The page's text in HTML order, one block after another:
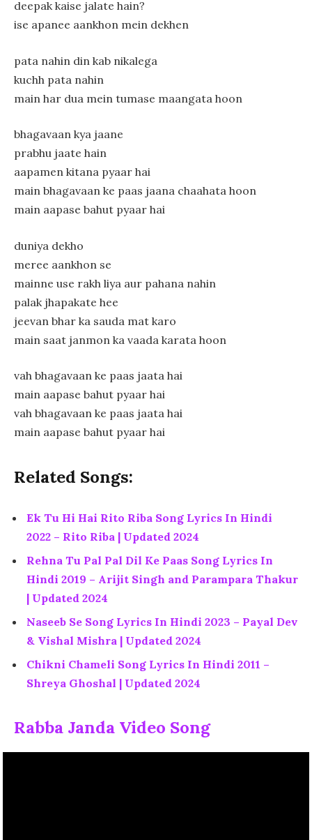
deepak kaise jalate hain?
ise apanee aankhon mein dekhen
pata nahin din kab nikalega
kuchh pata nahin
main har dua mein tumase maangata hoon
bhagavaan kya jaane
prabhu jaate hain
aapamen kitana pyaar hai
main bhagavaan ke paas jaana chaahata hoon
main aapase bahut pyaar hai
duniya dekho
meree aankhon se
mainne use rakh liya aur pahana nahin
palak jhapakate hee
jeevan bhar ka sauda mat karo
main saat janmon ka vaada karata hoon
vah bhagavaan ke paas jaata hai
main aapase bahut pyaar hai
vah bhagavaan ke paas jaata hai
main aapase bahut pyaar hai
Related Songs:
Ek Tu Hi Hai Rito Riba Song Lyrics In Hindi
2022 – Rito Riba | Updated 2024
Rehna Tu Pal Pal Dil Ke Paas Song Lyrics In
Hindi 2019 – Arijit Singh and Parampara Thakur
| Updated 2024
Naseeb Se Song Lyrics In Hindi 2023 – Payal Dev
& Vishal Mishra | Updated 2024
Chikni Chameli Song Lyrics In Hindi 2011 –
Shreya Ghoshal | Updated 2024
Rabba Janda Video Song